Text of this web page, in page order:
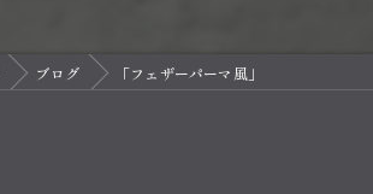
ブログ 「フェザーパーマ風」